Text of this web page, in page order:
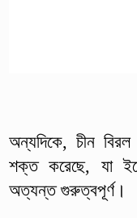
অন্যদিকে, চীন
শক্ত করেছে, যা
অত্যন্ত গুরুত্বপূর্ণ।